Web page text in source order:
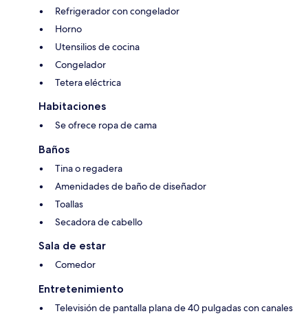
Refrigerador con congelador
Horno
Utensilios de cocina
Congelador
Tetera eléctrica
Habitaciones
Se ofrece ropa de cama
Baños
Tina o regadera
Amenidades de baño de diseñador
Toallas
Secadora de cabello
Sala de estar
Comedor
Entretenimiento
Televisión de pantalla plana de 40 pulgadas con canales